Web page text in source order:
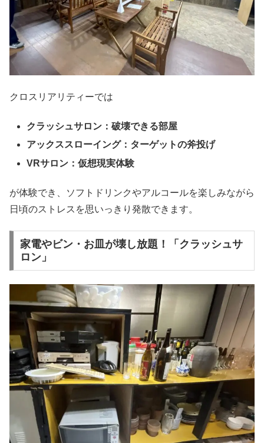
クロスリアリティーでは
クラッシュサロン：破壊できる部屋
アックススローイング：ターゲットの斧投げ
VRサロン：仮想現実体験
が体験でき、ソフトドリンクやアルコールを楽しみながら
日頃のストレスを思いっきり発散できます。
家電やビン・お皿が壊し放題！「クラッシュサ
ロン」